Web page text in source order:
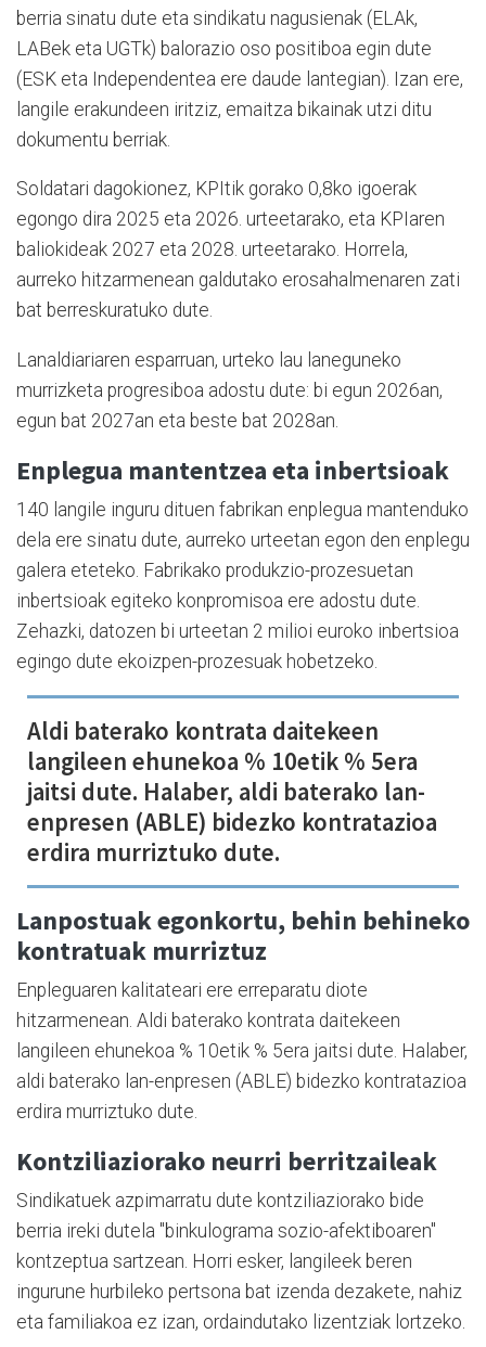
berria sinatu dute eta sindikatu nagusienak (ELAk,
LABek eta UGTk) balorazio oso positiboa egin dute
(ESK eta Independentea ere daude lantegian). Izan ere,
langile erakundeen iritziz, emaitza bikainak utzi ditu
dokumentu berriak.
Soldatari dagokionez, KPItik gorako 0,8ko igoerak
egongo dira 2025 eta 2026. urteetarako, eta KPIaren
baliokideak 2027 eta 2028. urteetarako. Horrela,
aurreko hitzarmenean galdutako erosahalmenaren zati
bat berreskuratuko dute.
Lanaldiariaren esparruan, urteko lau laneguneko
murrizketa progresiboa adostu dute: bi egun 2026an,
egun bat 2027an eta beste bat 2028an.
Enplegua mantentzea eta inbertsioak
140 langile inguru dituen fabrikan enplegua mantenduko
dela ere sinatu dute, aurreko urteetan egon den enplegu
galera eteteko. Fabrikako produkzio-prozesuetan
inbertsioak egiteko konpromisoa ere adostu dute.
Zehazki, datozen bi urteetan 2 milioi euroko inbertsioa
egingo dute ekoizpen-prozesuak hobetzeko.
Aldi baterako kontrata daitekeen
langileen ehunekoa % 10etik % 5era
jaitsi dute. Halaber, aldi baterako lan-
enpresen (ABLE) bidezko kontratazioa
erdira murriztuko dute.
Lanpostuak egonkortu, behin behineko
kontratuak murriztuz
Enpleguaren kalitateari ere erreparatu diote
hitzarmenean. Aldi baterako kontrata daitekeen
langileen ehunekoa % 10etik % 5era jaitsi dute. Halaber,
aldi baterako lan-enpresen (ABLE) bidezko kontratazioa
erdira murriztuko dute.
Kontziliaziorako neurri berritzaileak
Sindikatuek azpimarratu dute kontziliaziorako bide
berria ireki dutela "binkulograma sozio-afektiboaren"
kontzeptua sartzean. Horri esker, langileek beren
ingurune hurbileko pertsona bat izenda dezakete, nahiz
eta familiakoa ez izan, ordaindutako lizentziak lortzeko.